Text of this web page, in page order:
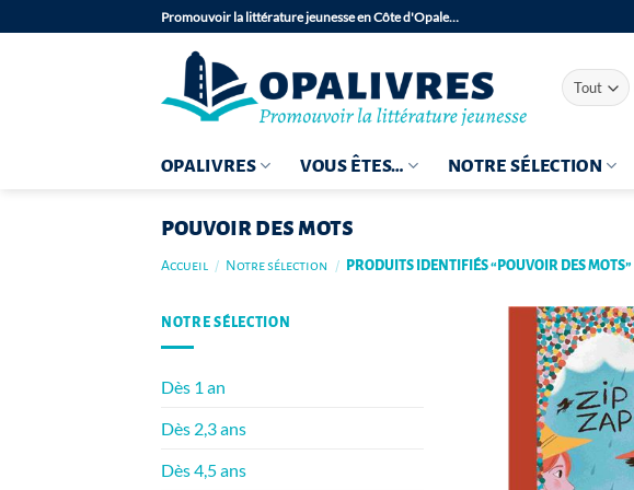
au
Promouvoir la littérature jeunesse en Côte d'Opale…
OPALIVRES VOUS ÊTES… NOTRE SÉLECTION
pouvoir des mots
Accueil / Notre sélection / PRODUITS IDENTIFIÉS “POUVOIR DES MOTS”
NOTRE SÉLECTION
Dès 1 an
Dès 2,3 ans
Dès 4,5 ans